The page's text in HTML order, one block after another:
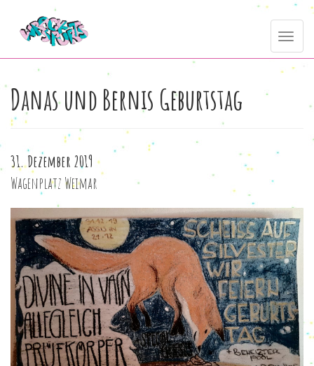
Direkt
Toggle
Danas und Bernis Geburtstag
31. Dezember 2019
Wagenplatz Weimar
IMG_20191225_161229_294.jpg